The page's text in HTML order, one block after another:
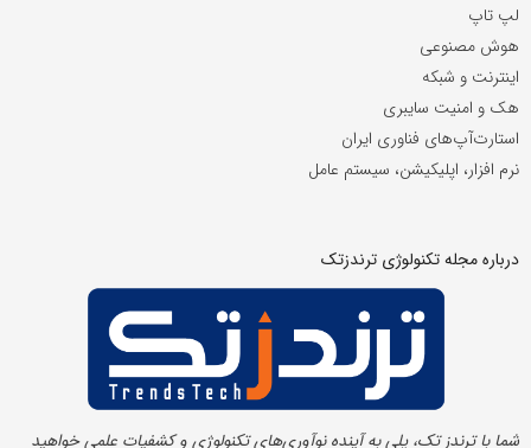
لپ تاپ
هوش مصنوعی
اینترنت و شبکه
هک و امنیت سایبری
استارت‌آپ‌های فناوری ایران
نرم افزار، اپلیکیشن، سیستم عامل
درباره مجله تکنولوژی ترندزتک
شما با ترندز تک، پلی به آینده‌ نوآوری‌های تکنولوژی و کشفیات علمی خواهید